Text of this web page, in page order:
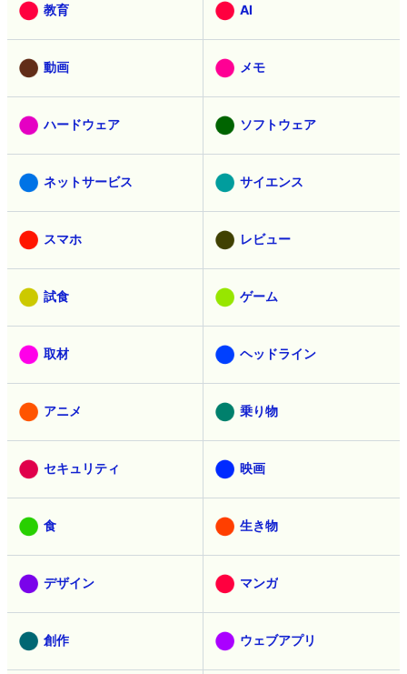
教育 AI
動画 メモ
ハードウェア ソフトウェア
ネットサービス サイエンス
スマホ レビュー
試食 ゲーム
取材 ヘッドライン
アニメ 乗り物
セキュリティ 映画
食 生き物
デザイン マンガ
創作 ウェブアプリ